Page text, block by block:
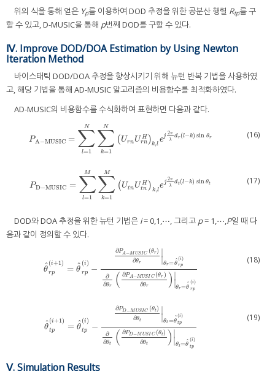
위의 식을 통해 얻은 Yp를 이용하여 DOD 추정을 위한 공분산 행렬 Rtp를 구
할 수 있고, D-MUSIC을 통해 p번째 DOD를 구할 수 있다.
Ⅳ. Improve DOD/DOA Estimation by Using Newton
Iteration Method
바이스태틱 DOD/DOA 추정을 향상시키기 위해 뉴턴 반복 기법을 사용하였
고, 해당 기법을 통해 AD-MUSIC 알고리즘의 비용함수를 최적화하였다.
AD-MUSIC의 비용함수를 수식화하여 표현하면 다음과 같다.
PA−MUSIC = ∑
l=1
N ∑
k=1
N
( Urn U H
rn )k,l
ej
2π
λ
dr(l−k) sin θr
PA−MUSIC=∑l 1N =1N UrnUrnH)k ,le j2πλdr(l−k)sinθr
(16)
PD−MUSIC = ∑
l=1
M ∑
k=1
M
( Utn U H
tn ) k,l
e j
2π
λ
dt(l−k) sin θt
PD−MUSIC=∑l 1M =1 UtnUtnH)k,lej2πλdt(l−k) sinθt
(17)
DOD와 DOA 추정을 위한 뉴턴 기법은 i= 0,1,⋯, 그리고 p= 1,⋯,P일 때 다
음과 같이 정의할 수 있다.
θ
ˆ(i+1)
rp = θ
ˆ (i)
rp −
∂PA−MUSIC (θr)
∂θr ∣θr=θˆ(i)
rp
∂
∂θr ( ∂PA−MUSI C (θr )
∂θr ) ∣θr=θˆ (i)
rp
θ^r (i +1) =θ^ rp( )−∂PA−MUSIC(θr)∂θr|θr=θ^r
(18)
θ
ˆ(i+1)
tp = θ
ˆ(i)
tp −
∂PD−MUSIC (θt)
∂θt ∣θt=θˆ(i)
tp
∂
∂θt ( ∂PD−MUSI C (θt)
∂θt ) ∣θt=θˆ (i)
tp
θ^t (i +1) =θ^ p( )−∂PD−MUSIC(θt)∂θt|θt=θ^t
(19)
Ⅴ. Simulation Results